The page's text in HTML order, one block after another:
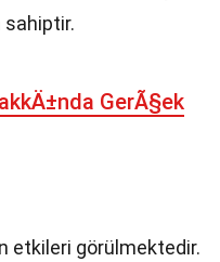
sahiptir.
GerÃ§ek
etkileri görülmektedir.